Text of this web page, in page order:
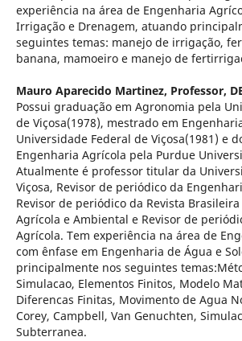
experiência na área de Engenharia
Irrigação e Drenagem, atuando
seguintes temas: manejo de irrigação,
banana, mamoeiro e manejo de
Mauro Aparecido Martinez, Professor,
Possui graduação em Agronomia pela
de Viçosa(1978), mestrado em
Universidade Federal de Viçosa(1981) e
Engenharia Agrícola pela Purdue
Atualmente é professor titular da
Viçosa, Revisor de periódico da
Revisor de periódico da Revista
Agrícola e Ambiental e Revisor de
Agrícola. Tem experiência na área de
com ênfase em Engenharia de Água e
principalmente nos seguintes
Simulacao, Elementos Finitos, Modelo
Diferencas Finitas, Movimento de Agua
Corey, Campbell, Van Genuchten,
Subterranea.